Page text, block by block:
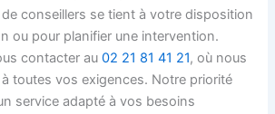
conseillers se tient à votre disposition
ou pour planifier une intervention.
contacter au02 21 81 41 21, où nous
toutes vos exigences. Notre priorité
service adapté à vos besoins